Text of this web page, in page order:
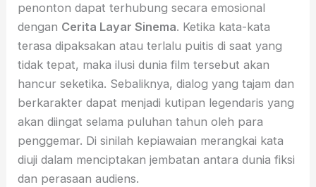
penonton dapat terhubung secara emosional
dengan Cerita Layar Sinema. Ketika kata-kata
terasa dipaksakan atau terlalu puitis di saat yang
tidak tepat, maka ilusi dunia film tersebut akan
hancur seketika. Sebaliknya, dialog yang tajam dan
berkarakter dapat menjadi kutipan legendaris yang
akan diingat selama puluhan tahun oleh para
penggemar. Di sinilah kepiawaian merangkai kata
diuji dalam menciptakan jembatan antara dunia fiksi
dan perasaan audiens.